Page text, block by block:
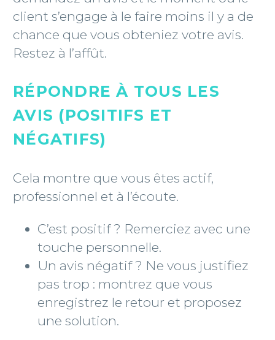
client s’engage à le faire moins il y a de
chance que vous obteniez votre avis.
Restez à l’affût.
RÉPONDRE À TOUS LES
AVIS (POSITIFS ET
NÉGATIFS)
Cela montre que vous êtes actif,
professionnel et à l’écoute.
C’est positif ? Remerciez avec une
touche personnelle.
Un avis négatif ? Ne vous justifiez
pas trop : montrez que vous
enregistrez le retour et proposez
une solution.